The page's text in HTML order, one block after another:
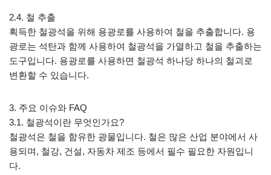
2.4. 철 추출
획득한 철광석을 위해 용광로를 사용하여 철을 추출합니다. 용
광로는 석탄과 함께 사용하여 철광석을 가열하고 철을 추출하는
도구입니다. 용광로를 사용하면 철광석 하나당 하나의 철괴로
변환할 수 있습니다.
3. 주요 이슈와 FAQ
3.1. 철광석이란 무엇인가요?
철광석은 철을 함유한 광물입니다. 철은 많은 산업 분야에서 사
용되며, 철강, 건설, 자동차 제조 등에서 필수 필요한 자원입니
다.